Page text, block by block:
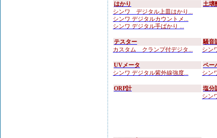
はかり
シンワ デジタル上皿はかり...
シンワ デジタルカウントメ...
シンワ デジタル手ばかり ...
土壌
テスター
カスタム クランプ付デジタ...
騒音
シン
UVメータ
シンワ デジタル紫外線強度...
ペー
シン
ORP計
塩分
シン